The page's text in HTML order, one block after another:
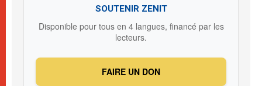
SOUTENIR ZENIT
Disponible pour tous en 4 langues, financé par les
lecteurs.
FAIRE UN DON